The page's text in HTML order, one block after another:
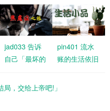
jad033 告诉
自己「最坏的
什么」
pin401 流水
账的生活依旧
，交给上帝吧!」